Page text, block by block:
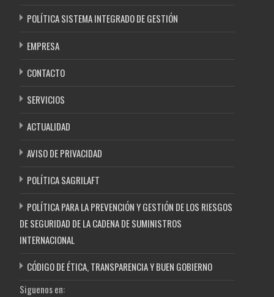
POLÍTICA SISTEMA INTEGRADO DE GESTIÓN
EMPRESA
CONTACTO
SERVICIOS
ACTUALIDAD
AVISO DE PRIVACIDAD
POLÍTICA SAGRILAFT
POLÍTICA PARA LA PREVENCIÓN Y GESTIÓN DE LOS RIESGOS
DE SEGURIDAD DE LA CADENA DE SUMINISTROS
INTERNACIONAL
CÓDIGO DE ÉTICA, TRANSPARENCIA Y BUEN GOBIERNO
Siguenos en: